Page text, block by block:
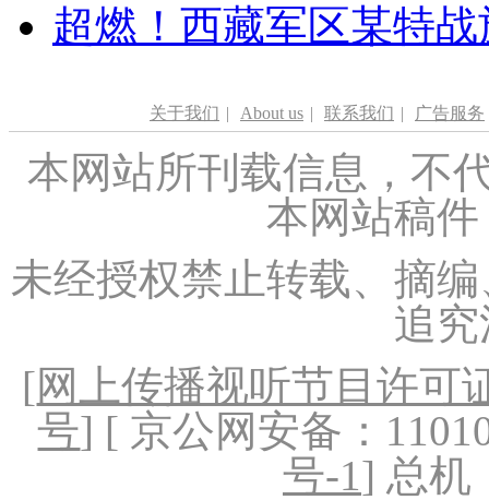
超燃！西藏军区某特
关于我们 | About us | 联系我们 | 广告服务
本网站所刊载信息，不
本网站稿
未经授权禁止转载、摘
追
[网上传播视听节目许可
号] [ 京公网安备：
号-1] 总机